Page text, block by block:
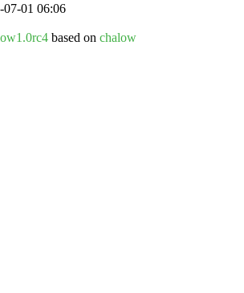
01 06:06
based on chalow